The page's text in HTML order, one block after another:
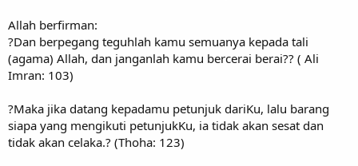
Allah berfirman:
?Dan berpegang teguhlah kamu semuanya kepada tali
(agama) Allah, dan janganlah kamu bercerai berai?? ( Ali
Imran: 103)
?Maka jika datang kepadamu petunjuk dariKu, lalu barang
siapa yang mengikuti petunjukKu, ia tidak akan sesat dan
tidak akan celaka.? (Thoha: 123)